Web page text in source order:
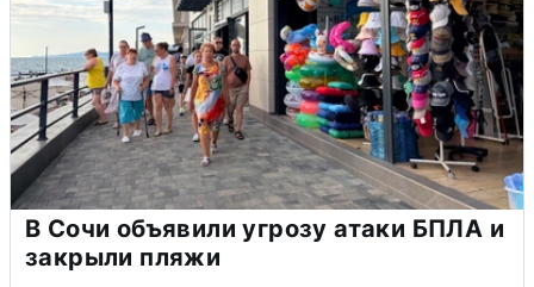
В Сочи объявили угрозу атаки БПЛА и
закрыли пляжи